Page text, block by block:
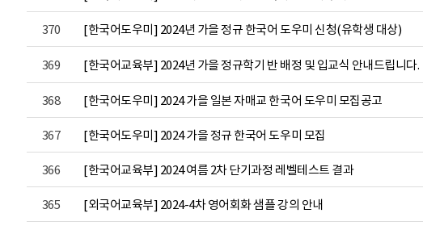
370
[한국어도우미] 2024년 가을 정규 한국어 도우미 신청(유학생 대상)
369
[한국어교육부] 2024년 가을 정규학기 반 배정 및 입교식 안내드립니다.
368
[한국어도우미] 2024 가을 일본 자매교 한국어 도우미 모집공고
367
[한국어도우미] 2024 가을 정규 한국어 도우미 모집
366
[한국어교육부] 2024 여름 2차 단기과정 레벨테스트 결과
365
[외국어교육부] 2024-4차 영어회화 샘플 강의 안내